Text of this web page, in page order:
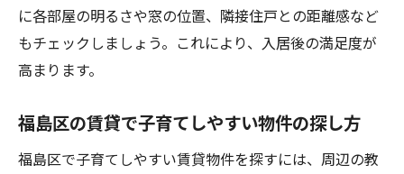
に各部屋の明るさや窓の位置、隣接住戸との距離感など
もチェックしましょう。これにより、入居後の満足度が
高まります。
福島区の賃貸で子育てしやすい物件の探し方
福島区で子育てしやすい賃貸物件を探すには、周辺の教